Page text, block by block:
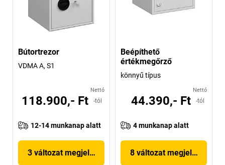
Bútortrezor
VDMA A, S1
Nettó
118.900,- Ft -tól
12-14 munkanap alatt
3 változat megjelenítése
Beépíthető
értékmegőrző
könnyű típus
Nettó
44.390,- Ft -tól
4 munkanap alatt
8 változat megjelenítése